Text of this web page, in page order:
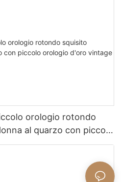
orologio rotondo
al quarzo con piccolo